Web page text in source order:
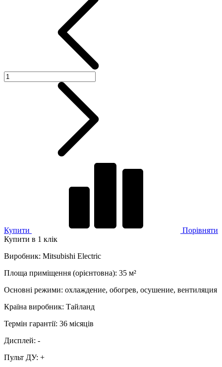
Купити
Порівняти
Купити в 1 клік
Виробник: Mitsubishi Electric
Площа приміщення (орієнтовна): 35 м²
Основні режими: охлаждение, обогрев, осушение, вентиляция
Країна виробник: Тайланд
Термін гарантії: 36 місяців
Дисплей: -
Пульт ДУ: +